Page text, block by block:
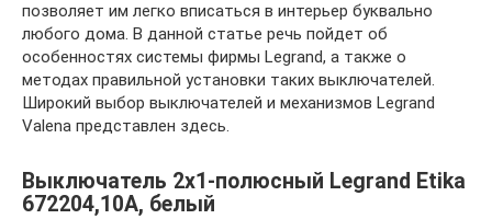
позволяет им легко вписаться в интерьер буквально
любого дома. В данной статье речь пойдет об
особенностях системы фирмы Legrand, а также о
методах правильной установки таких выключателей.
Широкий выбор выключателей и механизмов Legrand
Valena представлен здесь.
Выключатель 2х1-полюсный Legrand Etika
672204,10А, белый